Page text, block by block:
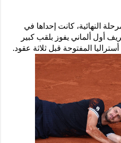
النهائية، كانت إحداها في
أول ألماني يفوز بلقب كبير
المفتوحة قبل ثلاثة عقود.